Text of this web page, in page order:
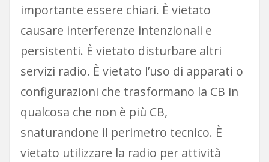
importante essere chiari. È vietato
causare interferenze intenzionali e
persistenti. È vietato disturbare altri
servizi radio. È vietato l’uso di apparati o
configurazioni che trasformano la CB in
qualcosa che non è più CB,
snaturandone il perimetro tecnico. È
vietato utilizzare la radio per attività